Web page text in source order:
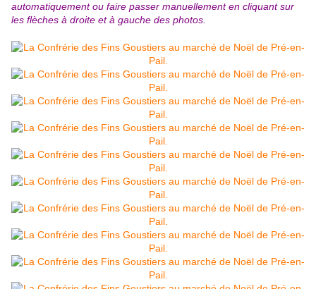
automatiquement ou faire passer manuellement en cliquant sur
les flèches à droite et à gauche des photos.